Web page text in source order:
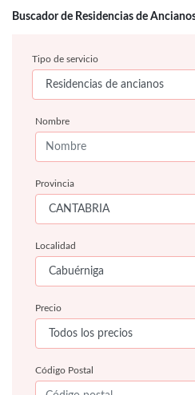
Buscador de Residencias de
Tipo de servicio
Nombre
Provincia
Localidad
Precio
Código Postal